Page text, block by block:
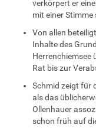
verkörpert er
mit einer Stimme
Von allen
Inhalte des
Herrenchiemsee
Rat bis zur
Schmid zeigt für
als das
Ollenhauer
schon früh auf